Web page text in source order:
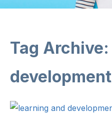
Tag
development